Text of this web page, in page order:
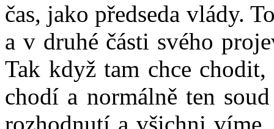
čas, jako předseda vlády.
a v druhé části svého
Tak když tam chce
chodí a normálně ten